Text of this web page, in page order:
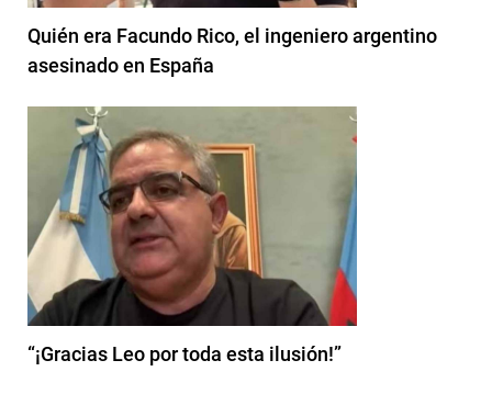
Quién era Facundo Rico, el ingeniero argentino
asesinado en España
“¡Gracias Leo por toda esta ilusión!”